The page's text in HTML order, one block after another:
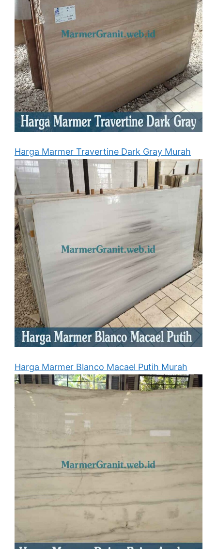
Harga Marmer Travertine Dark Gray Murah
Harga Marmer Blanco Macael Putih Murah